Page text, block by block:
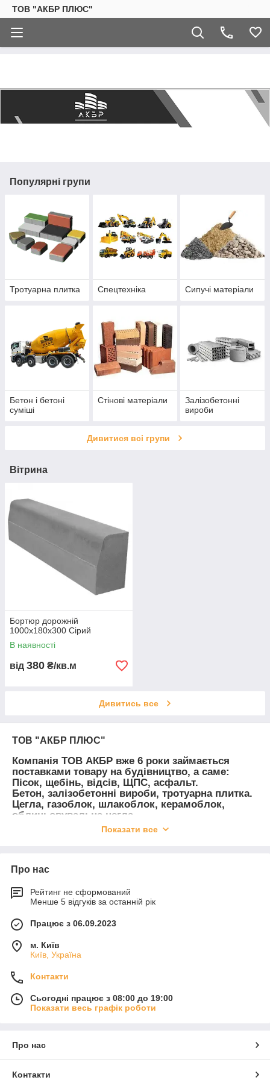
ТОВ "АКБР ПЛЮС"
Популярні групи
Тротуарна плитка Спецтехніка Сипучі матеріали
Бетон і бетоні
суміші
Стінові матеріали
Залізобетонні
вироби
Дивитися всі групи
Вітрина
Бортюр дорожній
1000х180х300 Сірий
В наявності
від 380 ₴/кв.м
Дивитись все
ТОВ "АКБР ПЛЮС"
Компанія ТОВ АКБР вже 6 роки займається
поставками товару на будівництво, а саме:
Пісок, щебінь, відсів, ЩПС, асфальт.
Бетон, залізобетонні вироби, тротуарна плитка.
Цегла, газоблок, шлакоблок, керамоблок,
облицьовувальна цегла.
А також поставляємо будівельну техніку:
Показати все
Про нас
Рейтинг не сформований
Менше 5 відгуків за останній рік
Працює з 06.09.2023
м. Київ
Київ, Україна
Контакти
Сьогодні працює з 08:00 до 19:00
Показати весь графік роботи
Про нас
Контакти